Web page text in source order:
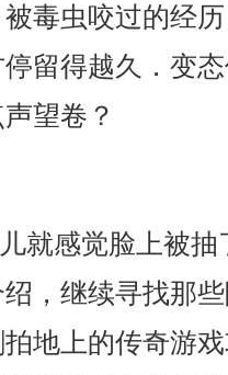
被毒虫咬过的经
留得越久．变
望卷？
就感觉脸上被
，继续寻找那
地上的传奇游